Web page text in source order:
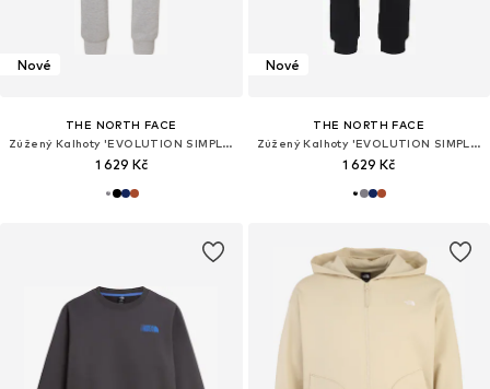
Nové
THE NORTH FACE
Zúžený Kalhoty 'EVOLUTION SIMPLE DOME'
1 629 Kč
Nové
THE NORTH FACE
Zúžený Kalhoty 'EVOLUTION SIMPLE DOME'
1 629 Kč